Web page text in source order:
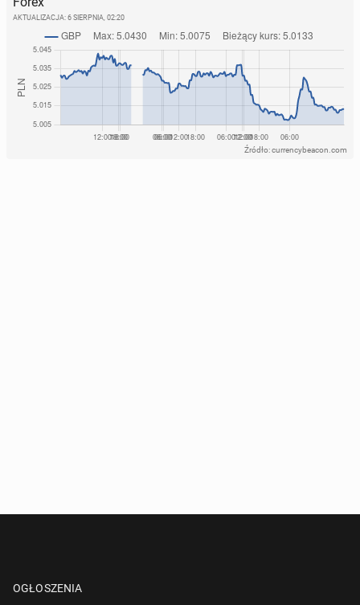
AKTUALIZACJA: 6 SIERPNIA, 02:20
Źródło: currencybeacon.com
OGŁOSZENIA